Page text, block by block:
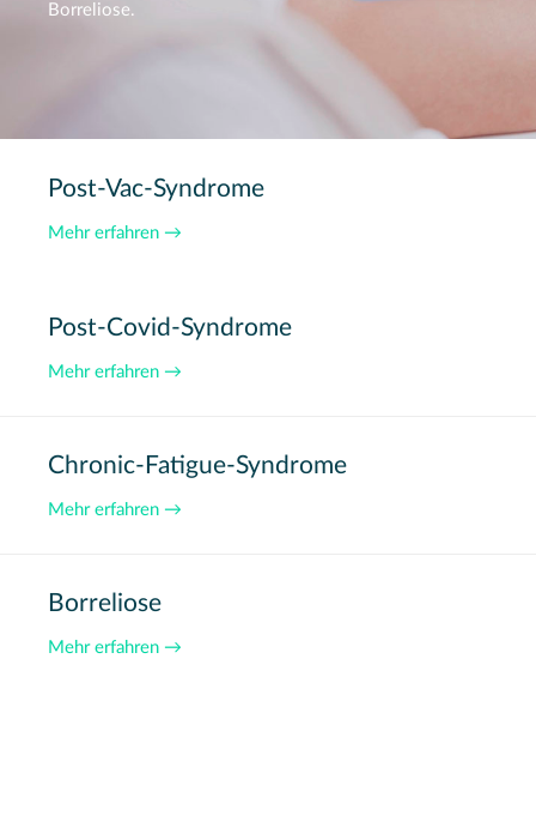
Borreliose.
Post-Vac-Syndrome
Mehr erfahren →
Post-Covid-Syndrome
Mehr erfahren →
Chronic-Fatigue-Syndrome
Mehr erfahren →
Borreliose
Mehr erfahren →